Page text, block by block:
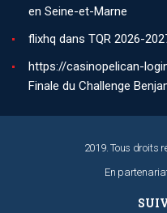
en Seine-et-Marne
flixhq dans TQR 2026-
https://casinopelican-
Finale du Challenge
2019. Tous droits
En